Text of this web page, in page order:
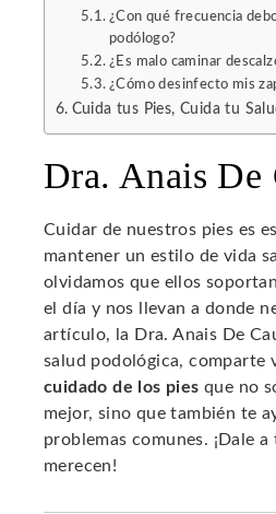
¿Con qué frecuencia
podólogo?
¿Es malo caminar
¿Cómo desinfecto mis
Cuida tus Pies, Cuida tu
Dra. Anais De
Cuidar de nuestros pies es
mantener un estilo de vida
olvidamos que ellos
el día y nos llevan a donde
artículo, la Dra. Anais De
salud podológica, comparte
cuidado de los pies que no
mejor, sino que también te
problemas comunes. ¡Dale
merecen!